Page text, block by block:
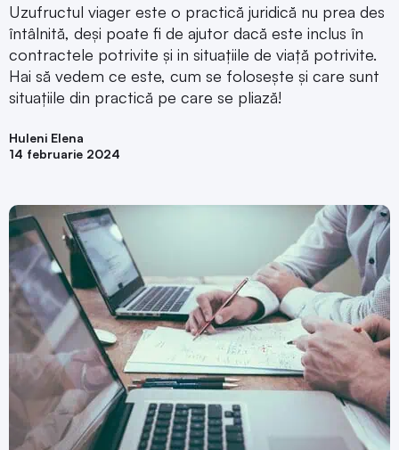
Uzufructul viager este o practică juridică nu prea des
întâlnită, deși poate fi de ajutor dacă este inclus în
contractele potrivite și in situațiile de viață potrivite.
Hai să vedem ce este, cum se folosește și care sunt
situațiile din practică pe care se pliază!
Huleni Elena
14 februarie 2024